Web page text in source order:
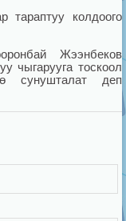
колдоого
Жээнбеков
чыгарууга тоскоол
сунушталат деп